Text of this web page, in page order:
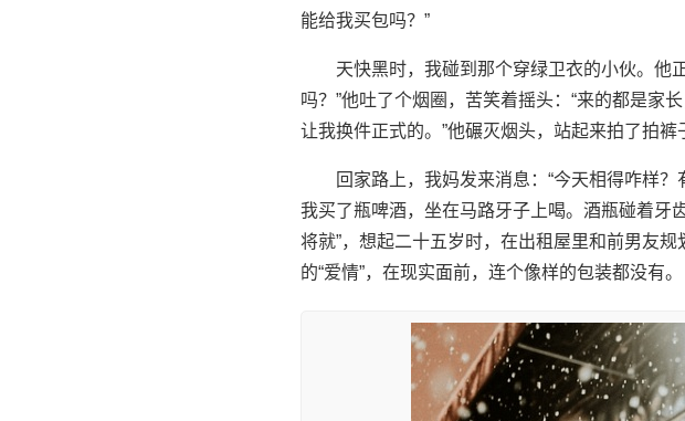
能给我买包吗？”
天快黑时，我碰到那个穿绿卫衣的小伙。他
吗？”他吐了个烟圈，苦笑着摇头：“来的都是家
让我换件正式的。”他碾灭烟头，站起来拍了拍裤
回家路上，我妈发来消息：“今天相得咋样
我买了瓶啤酒，坐在马路牙子上喝。酒瓶碰着牙
将就”，想起二十五岁时，在出租屋里和前男友
的“爱情”，在现实面前，连个像样的包装都没有。